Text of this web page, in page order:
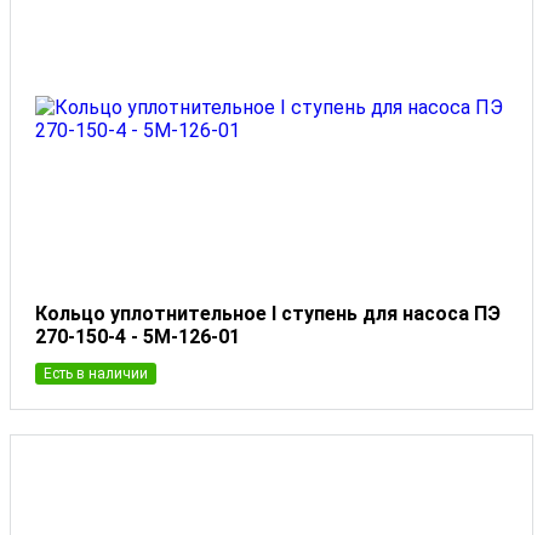
Кольцо уплотнительное I ступень для насоса ПЭ
270-150-4 - 5М-126-01
Есть в наличии